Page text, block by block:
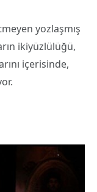
yozlaşmış
ikiyüzlülüğü,
içerisinde,